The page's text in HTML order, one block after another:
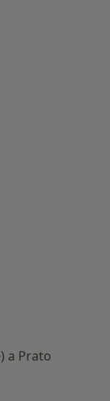
a Prato